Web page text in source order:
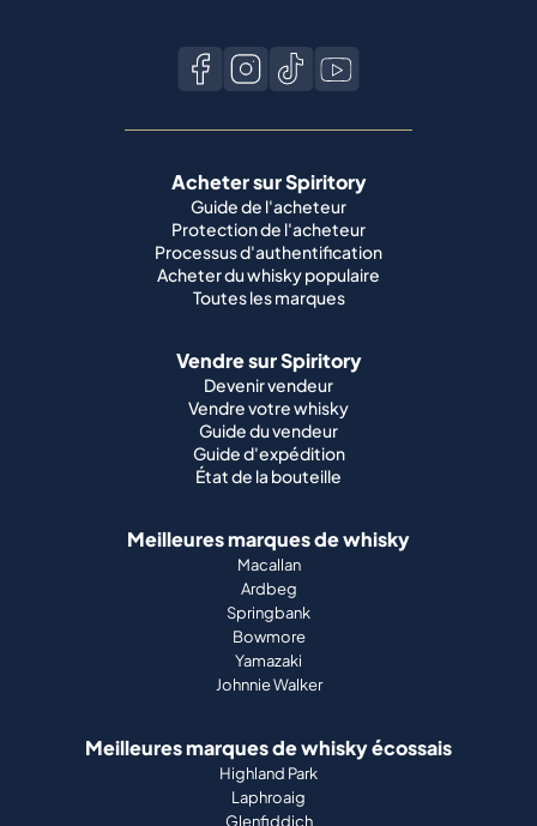
Acheter sur Spiritory
Guide de l'acheteur
Protection de l'acheteur
Processus d'authentification
Acheter du whisky populaire
Toutes les marques
Vendre sur Spiritory
Devenir vendeur
Vendre votre whisky
Guide du vendeur
Guide d'expédition
État de la bouteille
Meilleures marques de whisky
Macallan
Ardbeg
Springbank
Bowmore
Yamazaki
Johnnie Walker
Meilleures marques de whisky écossais
Highland Park
Laphroaig
Glenfiddich